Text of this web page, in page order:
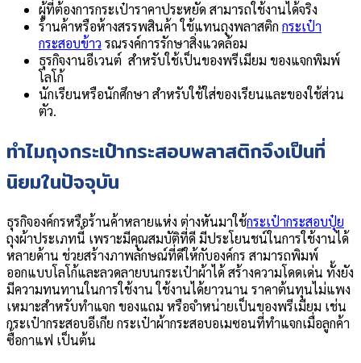
ผู้ที่ต้องการกระเป๋าราคาประหยัด สามารถใช้งานได้จริง
ร้านค้าหรือห้างสรรพสินค้า ใช้แทนถุงพลาสติก กระเป๋า
กระสอบข้าว รณรงค์การรักษาสิ่งแวดล้อม
ธุรกิจงานอีเวนต์ สำหรับใช้เป็นของพรีเมียม ของแจกพิมพ์
โลโก้
นักเรียนหรือนักศึกษา สำหรับใช้ใส่ของเรียนและของใช้ส่วน
ตัว.
ทำไมถุงกระเป๋ากระสอบพลาสติกจึงเป็นที่
นิยมในปัจจุบัน
ธุรกิจองค์กรหรือร้านค้าหลายแห่ง ต่างหันมาใช้กระเป๋ากระสอบปุ๋ย
ถุงผ้าประเภทนี้ เพราะมีคุณสมบัติที่ดี มีประโยนชน์ในการใช้งานได้
หลายด้าน ช่วยสร้างภาพลักษณ์ที่ดีให้กับองค์กร สามารถพิมพ์
ออกแบบโลโก้และลวดลายบนกระเป๋าผ้าได้ สร้างความโดดเด่น ทั้งยัง
มีความทนทานในการใช้งาน ใช้งานได้ยาวนาน ราคาต้นทุนไม่แพง
เหมาะสำหรับทำแจก ของแถม หรือจำหน่ายเป็นของพรีเมียม เช่น
กระเป๋ากระสอบอีเกีย กระเป๋าผ้ากระสอบอเมซอนที่ทำแจกเมื่อลูกค้า
ซื้อกาแฟ เป็นต้น